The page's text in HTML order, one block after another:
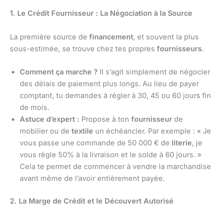
1. Le Crédit Fournisseur : La Négociation à la Source
La première source de financement, et souvent la plus
sous-estimée, se trouve chez tes propres fournisseurs.
Comment ça marche ? Il s’agit simplement de négocier
des délais de paiement plus longs. Au lieu de payer
comptant, tu demandes à régler à 30, 45 ou 60 jours fin
de mois.
Astuce d’expert : Propose à ton fournisseur de
mobilier ou de textile un échéancier. Par exemple : « Je
vous passe une commande de 50 000 € de literie, je
vous règle 50% à la livraison et le solde à 60 jours. »
Cela te permet de commencer à vendre la marchandise
avant même de l’avoir entièrement payée.
2. La Marge de Crédit et le Découvert Autorisé